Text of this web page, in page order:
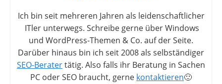
Ich bin seit mehreren Jahren als leidenschaftlicher
ITler unterwegs. Schreibe gerne über Windows
und WordPress-Themen & Co. auf der Seite.
Darüber hinaus bin ich seit 2008 als selbständiger
SEO-Beratertätig. Also falls ihr Beratung in Sachen
PC oder SEO braucht, gerne kontaktieren🙂